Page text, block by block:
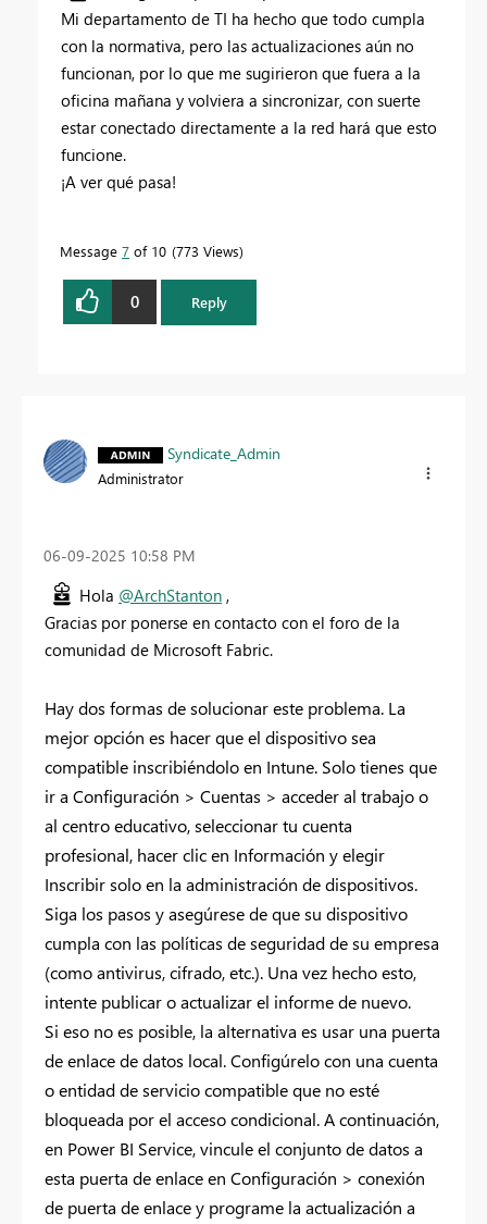
Mi departamento de TI ha hecho que todo cumpla
con la normativa, pero las actualizaciones aún no
funcionan, por lo que me sugirieron que fuera a la
oficina mañana y volviera a sincronizar, con suerte
estar conectado directamente a la red hará que esto
funcione.
¡A ver qué pasa!
Message 7 of 10 773 Views
0 Reply
Syndicate_Admin
Administrator
‎06-09-2025 10:58 PM
Hola @ArchStanton ,
Gracias por ponerse en contacto con el foro de la
comunidad de Microsoft Fabric.
Hay dos formas de solucionar este problema. La
mejor opción es hacer que el dispositivo sea
compatible inscribiéndolo en Intune. Solo tienes que
ir a Configuración > Cuentas > acceder al trabajo o
al centro educativo, seleccionar tu cuenta
profesional, hacer clic en Información y elegir
Inscribir solo en la administración de dispositivos.
Siga los pasos y asegúrese de que su dispositivo
cumpla con las políticas de seguridad de su empresa
(como antivirus, cifrado, etc.). Una vez hecho esto,
intente publicar o actualizar el informe de nuevo.
Si eso no es posible, la alternativa es usar una puerta
de enlace de datos local. Configúrelo con una cuenta
o entidad de servicio compatible que no esté
bloqueada por el acceso condicional. A continuación,
en Power BI Service, vincule el conjunto de datos a
esta puerta de enlace en Configuración > conexión
de puerta de enlace y programe la actualización a